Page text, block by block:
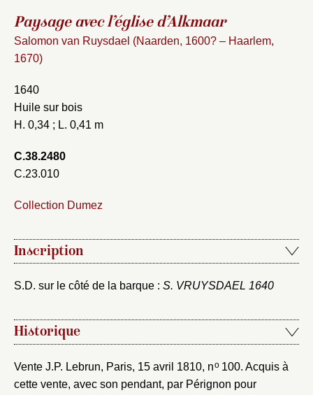
Paysage avec l’église d’Alkmaar
Salomon van Ruysdael (Naarden, 1600? – Haarlem,
1670)
1640
Huile sur bois
H. 0,34 ; L. 0,41 m
C.38.2480
C.23.010
Collection Dumez
Inscription
S.D. sur le côté de la barque : S. VRUYSDAEL 1640
Historique
Vente J.P. Lebrun, Paris, 15 avril 1810, no100. Acquis à
cette vente, avec son pendant, par Pérignon pour
Choix du dossier où ajouter la
Nom du dossier
Courriel